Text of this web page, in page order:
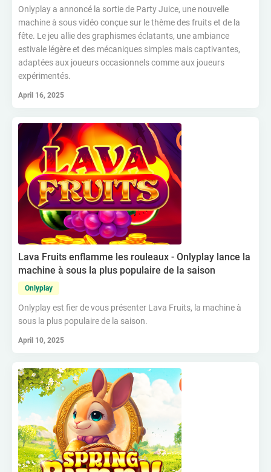
Onlyplay a annoncé la sortie de Party Juice, une nouvelle
machine à sous vidéo conçue sur le thème des fruits et de la
fête. Le jeu allie des graphismes éclatants, une ambiance
estivale légère et des mécaniques simples mais captivantes,
adaptées aux joueurs occasionnels comme aux joueurs
expérimentés.
April 16, 2025
Lava Fruits enflamme les rouleaux - Onlyplay lance la
machine à sous la plus populaire de la saison
Onlyplay
Onlyplay est fier de vous présenter Lava Fruits, la machine à
sous la plus populaire de la saison.
April 10, 2025